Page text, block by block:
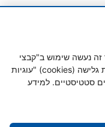
נעשה שימוש ב"קבצי
עוגיות" (cookies) וכלים דומים אחרים על מנת לספק לכם חווית גלישה
סטטיסטיים. למידע